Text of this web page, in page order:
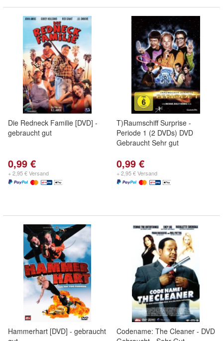
Die Redneck Familie [DVD] -
gebraucht gut
0,99 €
+ 2,95 € Versand
T)Raumschiff Surprise -
Periode 1 (2 DVDs) DVD
Gebraucht Sehr gut
0,99 €
+ 2,95 € Versand
Hammerhart [DVD] - gebraucht
Codename: The Cleaner - DVD